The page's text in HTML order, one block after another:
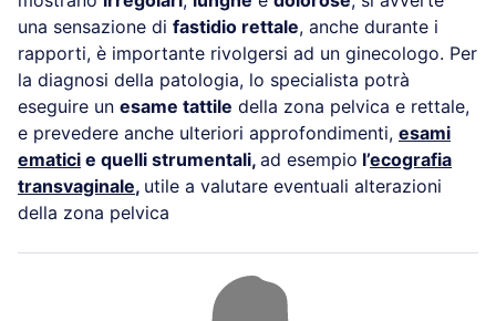
una sensazione di fastidio rettale, anche durante i
rapporti, è importante rivolgersi ad un ginecologo. Per
la diagnosi della patologia, lo specialista potrà
eseguire un esame tattile della zona pelvica e rettale,
e prevedere anche ulteriori approfondimenti, esami
ematici e quelli strumentali, ad esempio l’ecografia
transvaginale, utile a valutare eventuali alterazioni
della zona pelvica